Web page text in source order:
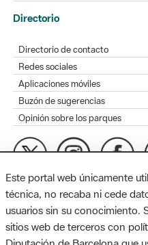
Directorio
Directorio de contacto
Redes sociales
Aplicaciones móviles
Buzón de sugerencias
Opinión sobre los parques
MAPA WEB AVISO LEGAL
Diputación de Barcelona. Edifici
08005 Barcelona. Tel. 934 022
Este portal web únicamente
técnica, no recaba ni cede
usuarios sin su conocimiento.
sitios web de terceros con